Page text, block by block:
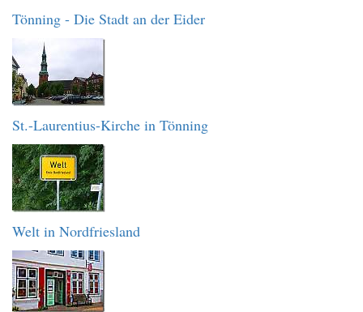
Tönning - Die Stadt an der Eider
St.-Laurentius-Kirche in Tönning
Welt in Nordfriesland